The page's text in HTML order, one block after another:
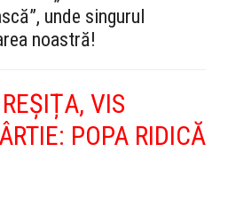
unde singurul
noastră!
VIS
POPA RIDICĂ